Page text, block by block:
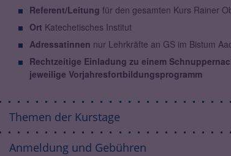
Referent/Leitung für den gesamten Kurs Rainer
Ort Katechetisches Institut
Adressatinnen nur Lehrkräfte an GS im Bistum
Rechtzeitige Einladung zu einem
jeweilige Vorjahresfortbildungsprogramm
Themen der Kurstage
Anmeldung und Gebühren